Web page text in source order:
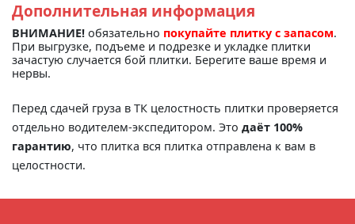
Дополнительная информация
ВНИМАНИЕ! обязательно покупайте плитку с запасом.
При выгрузке, подъеме и подрезке и укладке плитки
зачастую случается бой плитки. Берегите ваше время и
нервы.
Перед сдачей груза в ТК целостность плитки проверяется
отдельно водителем-экспедитором. Это даёт 100%
гарантию, что плитка вся плитка отправлена к вам в
целостности.